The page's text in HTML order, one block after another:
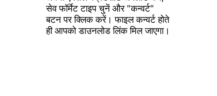
सेव फॉर्मेट टाइप चुनें और "कन्वर्ट"
बटन पर क्लिक करें। फाइल कन्वर्ट होते
ही आपको डाउनलोड लिंक मिल जाएगा।